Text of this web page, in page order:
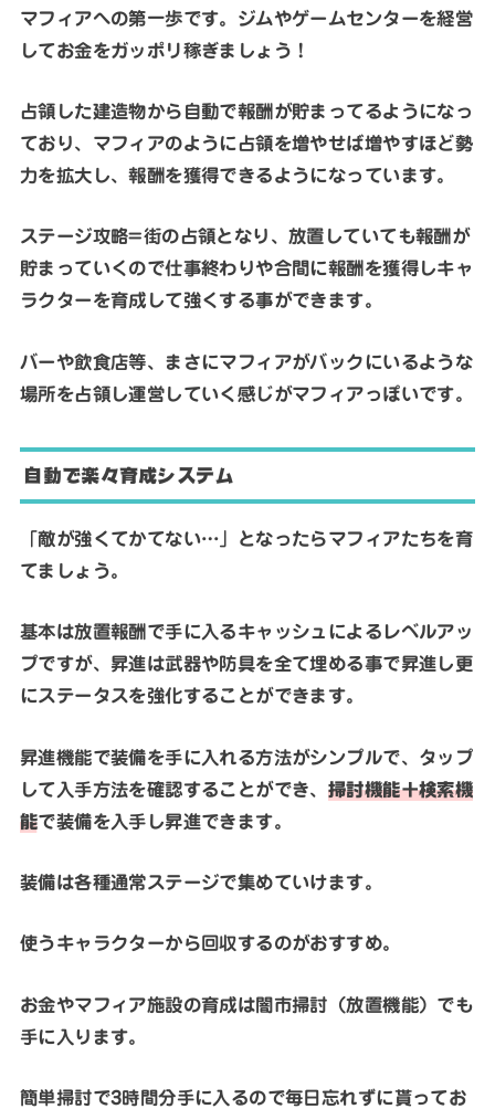
マフィアへの第一歩です。ジムやゲームセンターを経営
してお金をガッポリ稼ぎましょう！
占領した建造物から自動で報酬が貯まってるようになっ
ており、マフィアのように占領を増やせば増やすほど勢
力を拡大し、報酬を獲得できるようになっています。
ステージ攻略=街の占領となり、放置していても報酬が
貯まっていくので仕事終わりや合間に報酬を獲得しキャ
ラクターを育成して強くする事ができます。
バーや飲食店等、まさにマフィアがバックにいるような
場所を占領し運営していく感じがマフィアっぽいです。
自動で楽々育成システム
「敵が強くてかてない…」となったらマフィアたちを育
てましょう。
基本は放置報酬で手に入るキャッシュによるレベルアッ
プですが、昇進は武器や防具を全て埋める事で昇進し更
にステータスを強化することができます。
昇進機能で装備を手に入れる方法がシンプルで、タップ
して入手方法を確認することができ、 掃討機能＋検索機
能で装備を入手し昇進できます。
装備は各種通常ステージで集めていけます。
使うキャラクターから回収するのがおすすめ。
お金やマフィア施設の育成は闇市掃討（放置機能）でも
手に入ります。
簡単掃討で3時間分手に入るので毎日忘れずに貰ってお